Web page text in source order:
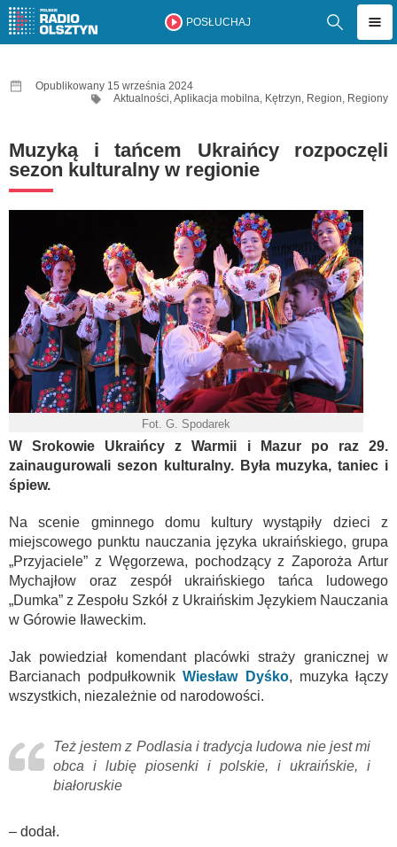
POSŁUCHAJ
Opublikowany 15 września 2024
Aktualności,Aplikacja mobilna, Kętrzyn, Region, Regiony
Muzyką i tańcem Ukraińcy rozpoczęli
sezon kulturalny w regionie
Fot. G. Spodarek
W Srokowie Ukraińcy z Warmii i Mazur po raz 29.
zainaugurowali sezon kulturalny. Była muzyka, taniec i
śpiew.
Na scenie gminnego domu kultury wystąpiły dzieci z
miejscowego punktu nauczania języka ukraińskiego, grupa
„Przyjaciele” z Węgorzewa, pochodzący z Zaporoża Artur
Mychajłow oraz zespół ukraińskiego tańca ludowego
„Dumka” z Zespołu Szkół z Ukraińskim Językiem Nauczania
w Górowie Iławeckim.
Jak powiedział komendant placówki straży granicznej w
Barcianach podpułkownik Wiesław Dyśko, muzyka łączy
wszystkich, niezależnie od narodowości.
Też jestem z Podlasia i tradycja ludowa nie jest mi
obca i lubię piosenki i polskie, i ukraińskie, i
białoruskie
– dodał.